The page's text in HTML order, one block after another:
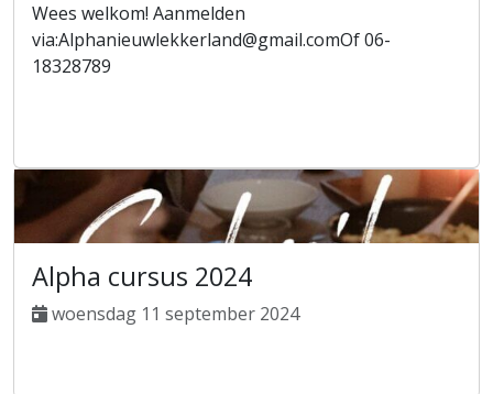
Wees welkom! Aanmelden
via:Alphanieuwlekkerland@gmail.comOf 06-
18328789
Alpha cursus 2024
woensdag 11 september 2024